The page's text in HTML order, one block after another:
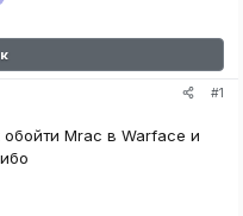
#1
Mrac в Warface и